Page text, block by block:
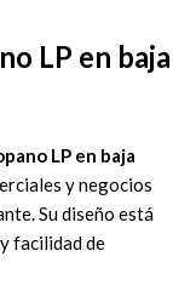
LP en baja
LP en baja
y negocios
Su diseño está
facilidad de